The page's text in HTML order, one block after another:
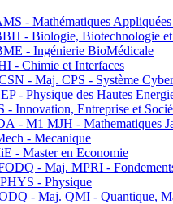
- Mathématiques Appliquées
- Biologie, Biotechnologie et
- Ingénierie BioMédicale
- Chimie et Interfaces
- Maj. CPS - Système
- Physique des Hautes
- Innovation, Entreprise et
- M1 MJH - Mathematiques
- Mecanique
- Master en Economie
- Maj. MPRI -
- Physique
- Maj. QMI - Quantique,